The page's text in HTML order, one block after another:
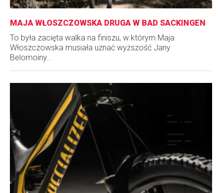
MAJA WŁOSZCZOWSKA DRUGA W BAD SACKINGEN
To była zacięta walka na finiszu, w którym Maja
Włoszczowska musiała uznać wyższość Jany
Belomoiny...